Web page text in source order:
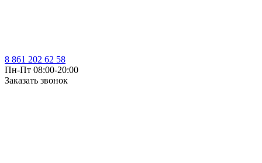
8 861 202 62 58
Пн-Пт 08:00-20:00
Заказать звонок